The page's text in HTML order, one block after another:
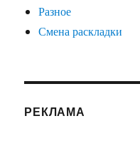
Разное
Смена раскладки
РЕКЛАМА